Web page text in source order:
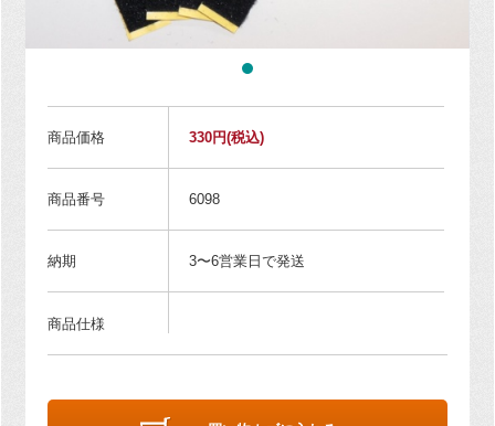
商品価格 330円(税込)
商品番号 6098
納期 3〜6営業日で発送
商品仕様